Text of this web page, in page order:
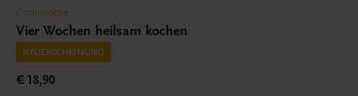
Gastronomie
Vier Wochen heilsam kochen
NEUERSCHEINUNG
€ 18,90